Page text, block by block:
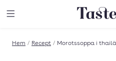
Till
Hem / Recept / Morotssoppa i